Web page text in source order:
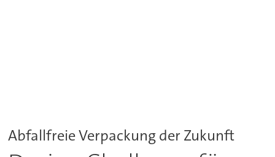
Abfallfreie Verpackung der Zukunft